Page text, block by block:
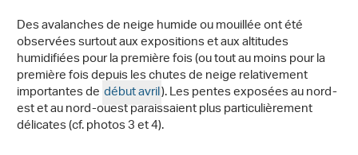
Des avalanches de neige humide ou mouillée ont été
observées surtout aux expositions et aux altitudes
humidifiées pour la première fois (ou tout au moins pour la
première fois depuis les chutes de neige relativement
importantes dedébut avril). Les pentes exposées au nord-
est et au nord-ouest paraissaient plus particulièrement
délicates (cf. photos 3 et 4).